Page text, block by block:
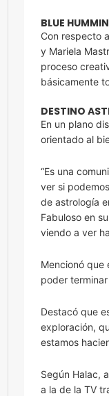
BLUE
Con respecto
y Mariela
proceso
básicamente
DESTINO
En un plano
orientado al
“Es una
ver si
de astrología
Fabuloso en
viendo a ver
Mencionó que
poder
Destacó que
exploración,
estamos
Según Halac,
a la de la TV